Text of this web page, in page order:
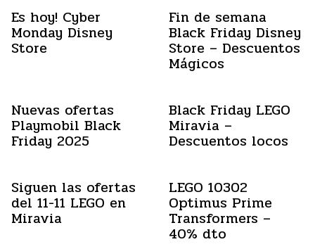
Es hoy! Cyber
Monday Disney
Store
Fin de semana
Black Friday Disney
Store – Descuentos
Mágicos
Nuevas ofertas
Playmobil Black
Friday 2025
Black Friday LEGO
Miravia –
Descuentos locos
Siguen las ofertas
del 11-11 LEGO en
Miravia
LEGO 10302
Optimus Prime
Transformers –
40% dto